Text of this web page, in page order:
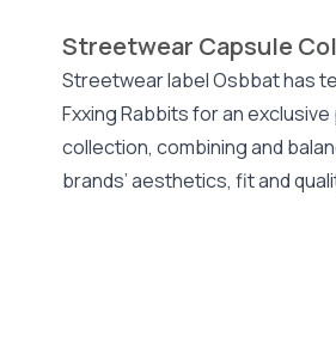
Streetwear Capsule
Streetwear label Osbbat has
Fxxing Rabbits for an
collection, combining and
brands’ aesthetics, fit and